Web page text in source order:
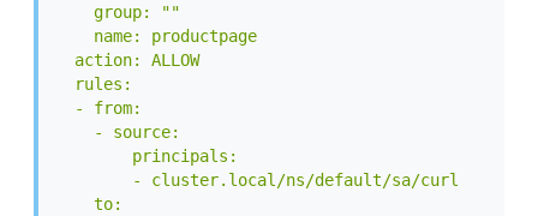
    group: ""
    name: productpage
  action: ALLOW
  rules:
  - from:
    - source:
        principals:
        - cluster.local/ns/default/sa/curl
    to: